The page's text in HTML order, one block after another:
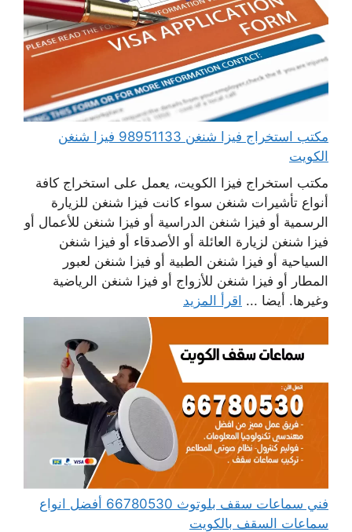
مكتب استخراج فيزا شنغن 98951133 فيزا شنغن
الكويت
مكتب استخراج فيزا الكويت، يعمل على استخراج كافة
أنواع تأشيرات شنغن سواء كانت فيزا شنغن للزيارة
الرسمية أو فيزا شنغن الدراسية أو فيزا شنغن للأعمال أو
فيزا شنغن لزيارة العائلة أو الأصدقاء أو فيزا شنغن
السياحية أو فيزا شنغن الطبية أو فيزا شنغن لعبور
المطار أو فيزا شنغن للأزواج أو فيزا شنغن الرياضية
وغيرها. أيضا ... اقرأ المزيد
فني سماعات سقف بلوتوث 66780530 أفضل انواع
سماعات السقف بالكويت